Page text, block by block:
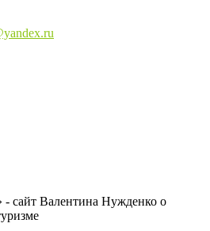
сайт Валентина Нужденко о